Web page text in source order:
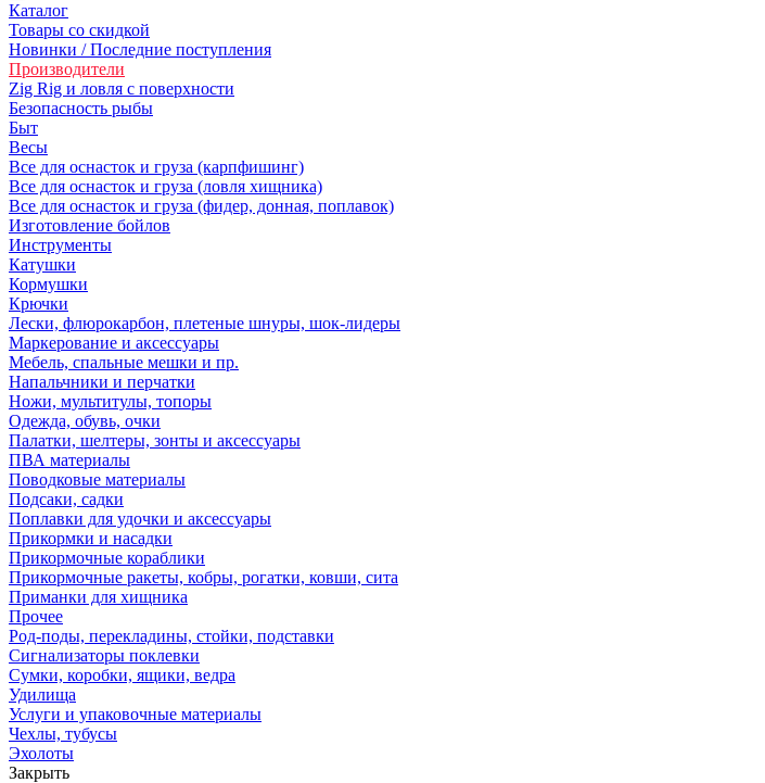
Каталог
Товары со скидкой
Новинки / Последние поступления
Производители
Zig Rig и ловля с поверхности
Безoпасность рыбы
Быт
Весы
Все для оснасток и груза (карпфишинг)
Все для оснасток и груза (ловля хищника)
Все для оснасток и груза (фидер, донная, поплавок)
Изготовление бойлов
Инструменты
Катушки
Кормушки
Крючки
Лески, флюрокарбон, плетеные шнуры, шок-лидеры
Маркерование и аксессуары
Мебель, спальные мешки и пр.
Напальчники и перчатки
Ножи, мультитулы, топоры
Одежда, обувь, очки
Палатки, шелтеры, зонты и аксессуары
ПВА материалы
Поводковые материалы
Подсаки, садки
Поплавки для удочки и аксессуары
Прикормки и насадки
Прикормочные кораблики
Прикормочные ракеты, кобры, рогатки, ковши, сита
Приманки для хищника
Прочее
Род-поды, перекладины, стойки, подставки
Сигнализаторы поклевки
Сумки, коробки, ящики, ведра
Удилища
Услуги и упаковочные материалы
Чехлы, тубусы
Эхолоты
Закрыть